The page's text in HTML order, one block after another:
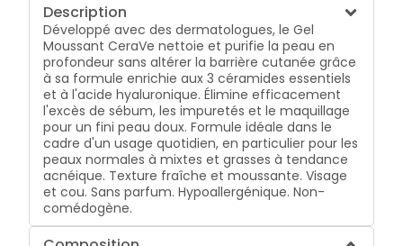
Description
Développé avec des dermatologues, le Gel
Moussant CeraVe nettoie et purifie la peau en
profondeur sans altérer la barrière cutanée grâce
à sa formule enrichie aux 3 céramides essentiels
et à l'acide hyaluronique. Élimine efficacement
l'excès de sébum, les impuretés et le maquillage
pour un fini peau doux. Formule idéale dans le
cadre d'un usage quotidien, en particulier pour les
peaux normales à mixtes et grasses à tendance
acnéique. Texture fraîche et moussante. Visage
et cou. Sans parfum. Hypoallergénique. Non-
comédogène.